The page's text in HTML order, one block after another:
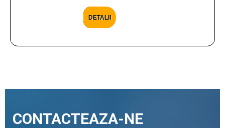
DETALII
CONTACTEAZA-NE